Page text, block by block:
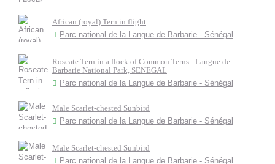
African (royal) Tern in flight
Parc national de la Langue de Barbarie - Sénégal
Roseate Tern in a flock of Common Terns - Langue de
Barbarie National Park, SENEGAL
Parc national de la Langue de Barbarie - Sénégal
Male Scarlet-chested Sunbird
Parc national de la Langue de Barbarie - Sénégal
Male Scarlet-chested Sunbird
Parc national de la Langue de Barbarie - Sénégal